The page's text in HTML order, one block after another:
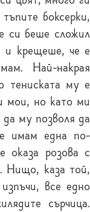
боксерки,
си беше сложил
и крещеше, че е
Най-накрая
тениската му е
мои, но като ми
му позволя да
имам една по-
оказа розова с
Нищо, каза той,
все едно
сърчица.